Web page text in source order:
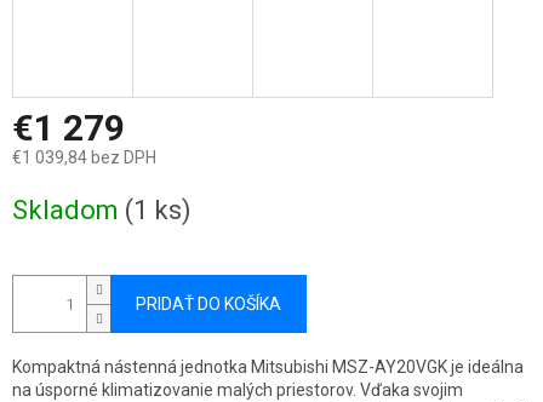
€1 279
€1 039,84 bez DPH
cena:
Skladom (1 ks)
PRIDAŤ DO KOŠÍKA
Kompaktná nástenná jednotka Mitsubishi MSZ-AY20VGK je ideálna
na úsporné klimatizovanie malých priestorov. Vďaka svojim